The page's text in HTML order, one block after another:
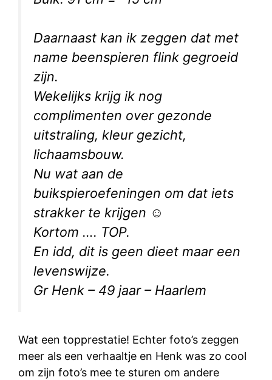
Daarnaast kan ik zeggen dat met
name beenspieren flink gegroeid
zijn.
Wekelijks krijg ik nog
complimenten over gezonde
uitstraling, kleur gezicht,
lichaamsbouw.
Nu wat aan de
buikspieroefeningen om dat iets
strakker te krijgen ☺
Kortom …. TOP.
En idd, dit is geen dieet maar een
levenswijze.
Gr Henk – 49 jaar – Haarlem
Wat een topprestatie! Echter foto’s zeggen
meer als een verhaaltje en Henk was zo cool
om zijn foto’s mee te sturen om andere